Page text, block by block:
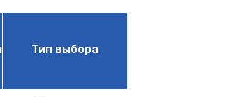
Тип выбора